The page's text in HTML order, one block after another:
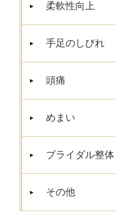
柔軟性向上
手足のしびれ
頭痛
めまい
ブライダル整体
その他